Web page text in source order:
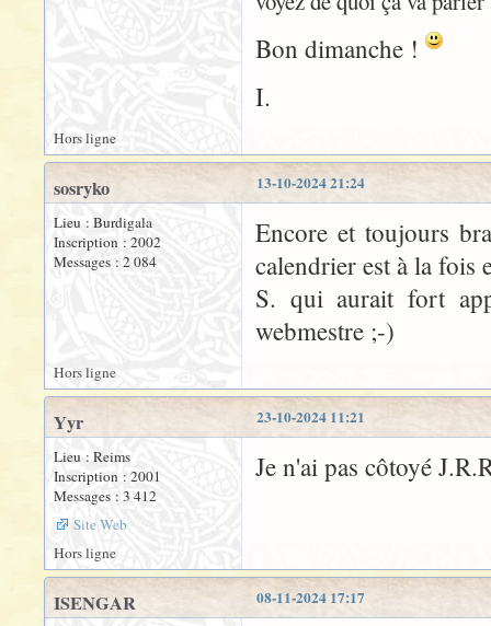
Bon dimanche !
I.
Hors ligne
13-10-2024 21:24
sosryko
Lieu : Burdigala
Inscription : 2002
Messages : 2 084
Encore et toujours
calendrier est à la fois
S. qui aurait fort
webmestre ;-)
Hors ligne
23-10-2024 11:21
Yyr
Lieu : Reims
Inscription : 2001
Messages : 3 412
Site Web
Je n'ai pas côtoyé
Hors ligne
08-11-2024 17:17
ISENGAR